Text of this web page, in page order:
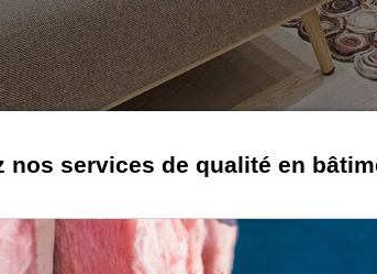
nos services de qualité en